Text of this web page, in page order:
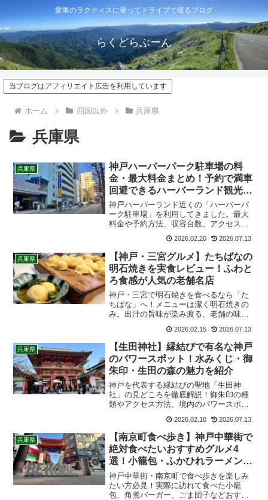
愛車のラクティスに乗ってドライブで巡るブログ
らくどらぶーん
当ブログはアフィリエイト広告を利用しています
ホーム 四国以外 兵庫県
兵庫県
兵庫県
神戸ハーバーパーク駐車場の料
金・最大料金まとめ！予約で満車
回避できるハーバーランド観光お
すすめ駐車場
神戸ハーバーランド近くの「ハーバーパ
ーク駐車場」を利用してきました。最大
料金や予約方法、収容台数、アクセス、
周辺観光スポットまで詳しく紹介。ハー
バーランドやumie、モザイク、南京町、
三宮観光の拠点として利用したい方必見
です。
2026.02.20 2026.07.13
兵庫県
【神戸・三宮グルメ】たちばなの
明石焼きを実食レビュー！ふわと
ろ食感が人気の老舗名店
神戸・三宮で明石焼きを食べるなら「た
ちばな」へ！メニューは潔く明石焼きの
み。出汁の旨味が染み渡る、老舗の味を
抜群、観光の合間の軽食やランチに最適
な名店の魅力を凝縮してご紹介。
2026.02.15 2026.07.13
兵庫県
【生田神社】縁結びで有名な神戸
のパワースポット！水みくじ・御
朱印・生田の森の魅力を紹介
神戸を代表する縁結びの聖地「生田神
社」の見どころを徹底解説！御朱印の種
類やアクセス方法、境内のパワースポッ
情報を詳しく紹介します。三宮駅から徒
歩圏内、神戸観光には欠かせない名社の
魅力を紹介
2026.02.10 2026.07.13
兵庫県
【南京町食べ歩き】神戸中華街で
絶対食べたいおすすめグルメ4
選！小籠包・ふかひれラーメン・
角煮まん・ごま団子を実食レビュ
ー
神戸中華街・南京町で食べ歩きを楽しみ
たい方必見！実際に訪れて食べた小籠
包、角煮バーガー、ごま団子などおすす